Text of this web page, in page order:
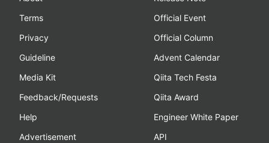
Terms
Privacy
Guideline
Media Kit
Feedback/Requests
Help
Advertisement
Official Event
Official Column
Advent Calendar
Qiita Tech Festa
Qiita Award
Engineer White Paper
API